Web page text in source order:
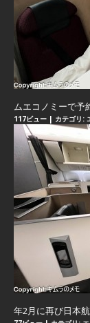
ムエコノミーで予
117ビュー | カテゴリ:
年2月に再び日本